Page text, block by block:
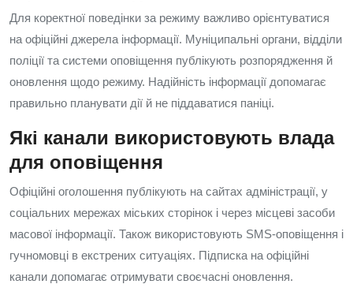
Для коректної поведінки за режиму важливо орієнтуватися
на офіційні джерела інформації. Муніципальні органи, відділи
поліції та системи оповіщення публікують розпорядження й
оновлення щодо режиму. Надійність інформації допомагає
правильно планувати дії й не піддаватися паніці.
Які канали використовують влада
для оповіщення
Офіційні оголошення публікують на сайтах адміністрації, у
соціальних мережах міських сторінок і через місцеві засоби
масової інформації. Також використовують SMS-оповіщення і
гучномовці в екстрених ситуаціях. Підписка на офіційні
канали допомагає отримувати своєчасні оновлення.